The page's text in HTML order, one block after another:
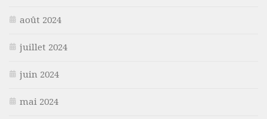
août 2024
juillet 2024
juin 2024
mai 2024